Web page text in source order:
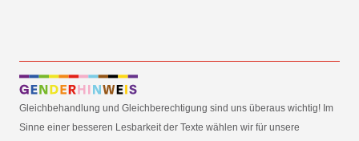
Gleichbehandlung und Gleichberechtigung sind uns überaus wichtig! Im
Sinne einer besseren Lesbarkeit der Texte wählen wir für unsere